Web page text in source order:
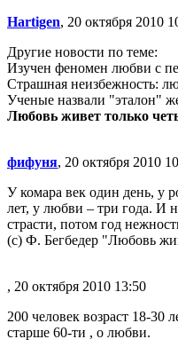
Hartigen, 20 октября 2010
Другие новости по теме:
Изучен феномен любви с
Страшная неизбежность:
Ученые назвали "эталон"
Любовь живет только
фифуня, 20 октября 2010
У комара век один день, у
лет, у любви – три года. И
страсти, потом год
(с) Ф. Бегбедер "Любовь
, 20 октября 2010 13:50
200 человек возраст 18-
старше 60-ти , о любви.